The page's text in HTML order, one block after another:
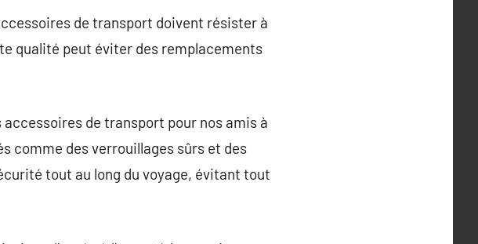
de transport doivent résister à
qualité peut éviter des remplacements
de transport pour nos amis à
comme des verrouillages sûrs et des
tout au long du voyage, évitant tout